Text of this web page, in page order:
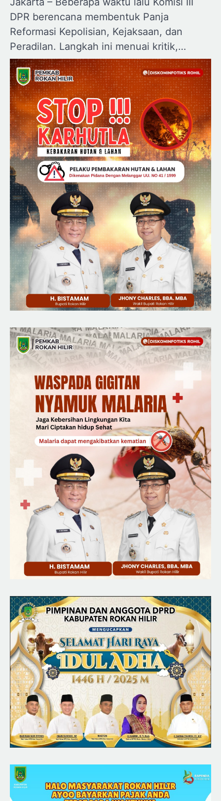
DPR berencana membentuk Panja
Reformasi Kepolisian, Kejaksaan, dan
Peradilan. Langkah ini menuai kritik,…